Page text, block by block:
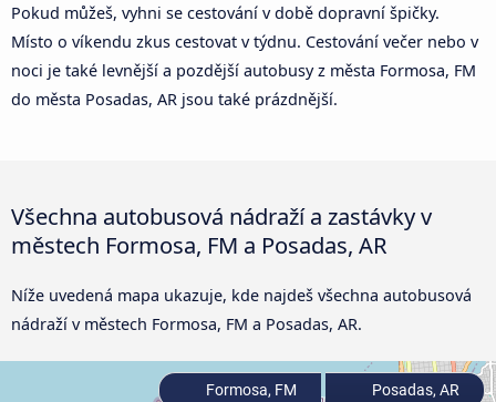
Pokud můžeš, vyhni se cestování v době dopravní špičky.
Místo o víkendu zkus cestovat v týdnu. Cestování večer nebo v
noci je také levnější a pozdější autobusy z města Formosa, FM
do města Posadas, AR jsou také prázdnější.
Všechna autobusová nádraží a zastávky v
městech Formosa, FM a Posadas, AR
Níže uvedená mapa ukazuje, kde najdeš všechna autobusová
nádraží v městech Formosa, FM a Posadas, AR.
Formosa, FM Posadas, AR